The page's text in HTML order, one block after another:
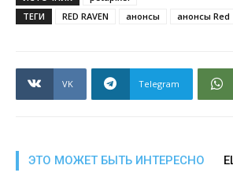
ТЕГИ
RED RAVEN анонсы анонсы Red
VK Telegram
ЭТО МОЖЕТ БЫТЬ ИНТЕРЕСНО